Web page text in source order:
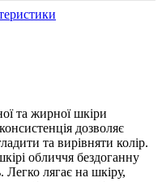
та жирної шкіри
дозволяє
та вирівняти колір.
обличчя бездоганну
Легко лягає на шкіру,